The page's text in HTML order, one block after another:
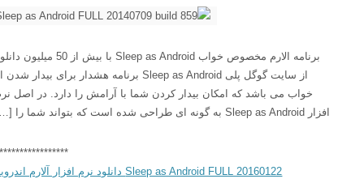
برنامه الارم مخصوص خواب Sleep as Android با بیش از 50 میلیون دانلود
از سایت گوگل پلی Sleep as Android برنامه هشدار برای بیدار شدن از
خواب می باشد که امکان بیدار کردن شما با آرامش را دارد. در اصل نرم
******************
Sleep as Android FULL 20160122 دانلود نرم افزار آلارم اندروید